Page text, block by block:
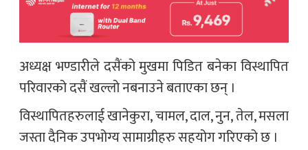
अध्यक्ष भण्डारीले दसैंको मुखमा पिडित बनेका विस्थापित
परिवारको दसैं खल्लो नबनाउने बताएका छन् ।
विस्थापितहरुलाई खानेकुरा, चामल, दाल, नुन, तेल, मसला
जस्ता दैनिक उपभोग्य सामाग्रीहरु सहयोग गरिएको छ ।